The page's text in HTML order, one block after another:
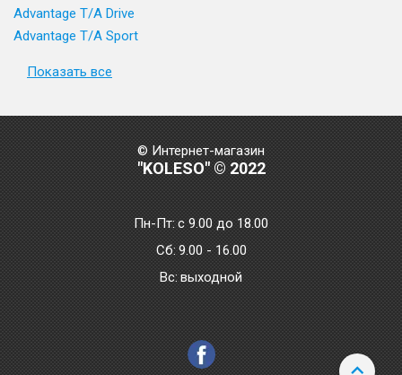
Advantage T/A Drive
Advantage T/A Sport
Показать все
© Интернет-магазин
"KOLESO" © 2022
Пн-Пт:с 9.00 до 18.00
Сб: 9.00 - 16.00
Bc: выходной